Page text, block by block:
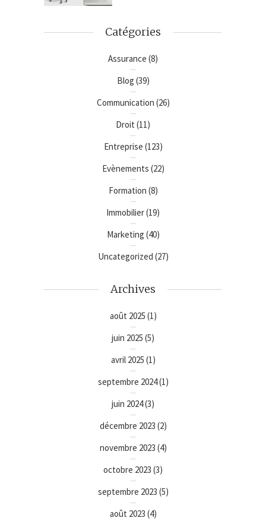
Catégories
Assurance (8)
Blog (39)
Communication (26)
Droit (11)
Entreprise (123)
Evènements (22)
Formation (8)
Immobilier(19)
Marketing (40)
Uncategorized (27)
Archives
août 2025 (1)
juin 2025 (5)
avril 2025 (1)
septembre 2024(1)
juin 2024(3)
décembre 2023 (2)
novembre 2023 (4)
octobre 2023 (3)
septembre 2023 (5)
août 2023 (4)